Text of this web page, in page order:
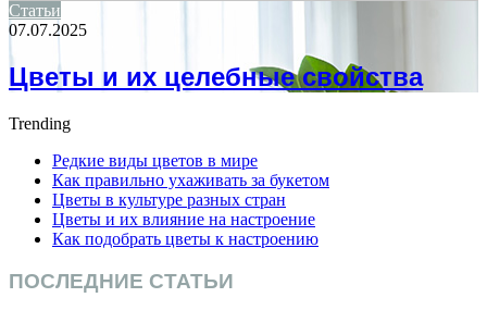
Статьи
07.07.2025
Цветы и их целебные свойства
Trending
Редкие виды цветов в мире
Как правильно ухаживать за букетом
Цветы в культуре разных стран
Цветы и их влияние на настроение
Как подобрать цветы к настроению
ПОСЛЕДНИЕ СТАТЬИ